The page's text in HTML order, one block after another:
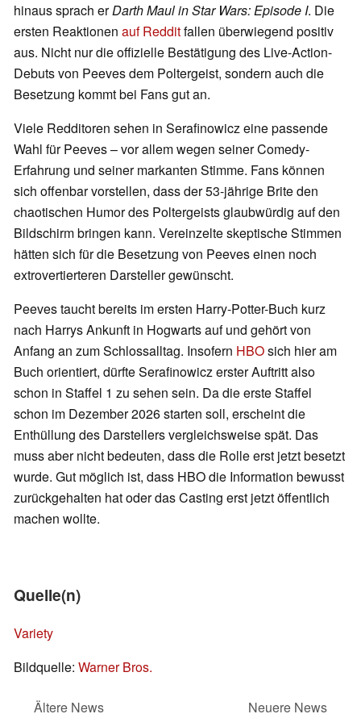
hinaus sprach erDarth Maul in Star Wars: Episode I. Die
ersten Reaktionen auf Redditfallen überwiegend positiv
aus. Nicht nur die offizielle Bestätigung des Live-Action-
Debuts von Peeves dem Poltergeist, sondern auch die
Besetzung kommt bei Fans gut an.
Viele Redditoren sehen in Serafinowicz eine passende
Wahl für Peeves – vor allem wegen seiner Comedy-
Erfahrung und seiner markanten Stimme. Fans können
sich offenbar vorstellen, dass der 53-jährige Brite den
chaotischen Humor des Poltergeists glaubwürdig auf den
Bildschirm bringen kann. Vereinzelte skeptische Stimmen
hätten sich für die Besetzung von Peeves einen noch
extrovertierteren Darsteller gewünscht.
Peeves taucht bereits im ersten Harry-Potter-Buch kurz
nach Harrys Ankunft in Hogwarts auf und gehört von
Anfang an zum Schlossalltag. Insofern HBOsich hier am
Buch orientiert, dürfte Serafinowicz erster Auftritt also
schon in Staffel 1 zu sehen sein. Da die erste Staffel
schon im Dezember 2026 starten soll, erscheint die
Enthüllung des Darstellers vergleichsweise spät. Das
muss aber nicht bedeuten, dass die Rolle erst jetzt besetzt
wurde. Gut möglich ist, dass HBO die Information bewusst
zurückgehalten hat oder das Casting erst jetzt öffentlich
machen wollte.
Quelle(n)
Variety
Bildquelle: Warner Bros.
Ältere News Neuere News